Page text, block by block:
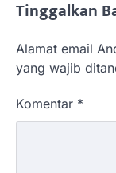
Tinggalkan
Alamat email
yang wajib
Komentar *